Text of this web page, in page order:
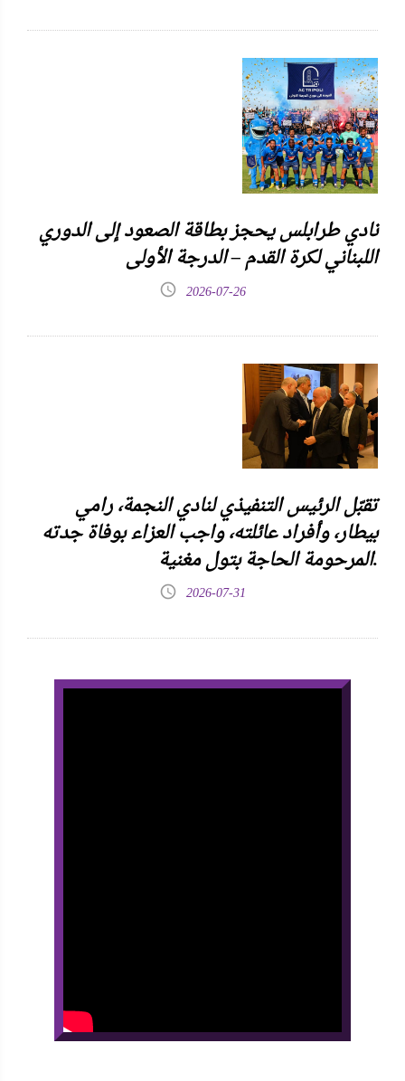
نادي طرابلس يحجز بطاقة الصعود إلى الدوري
اللبناني لكرة القدم – الدرجة الأولى
2026-07-26
تقبّل الرئيس التنفيذي لنادي النجمة، رامي
بيطار، وأفراد عائلته، واجب العزاء بوفاة جدته
المرحومة الحاجة بتول مغنية.
2026-07-31